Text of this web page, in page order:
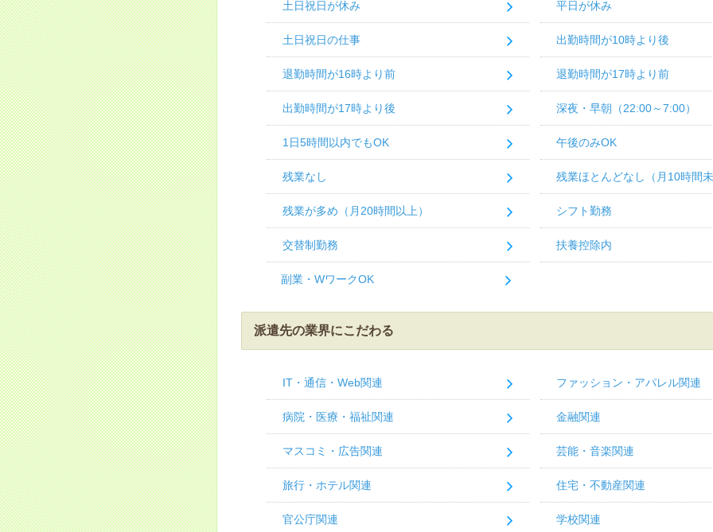
土日祝日が休み 平日が休み
土日祝日の仕事 出勤時間が10時より後
退勤時間が16時より前 退勤時間が17時より前
出勤時間が17時より後 深夜・早朝（22:00～7:00）
1日5時間以内でもOK 午後のみOK
残業なし 残業ほとんどなし（月10時間
残業が多め（月20時間以上） シフト勤務
交替制勤務 扶養控除内
副業・WワークOK
派遣先の業界にこだわる
IT・通信・Web関連 ファッション・アパレル関連
病院・医療・福祉関連 金融関連
マスコミ・広告関連 芸能・音楽関連
旅行・ホテル関連 住宅・不動産関連
官公庁関連 学校関連